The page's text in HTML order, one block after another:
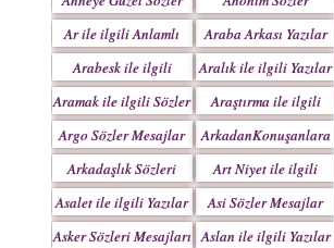
Ar ile ilgili Anlamlı
Sözler
Araba Arkası Yazılar
Arabesk ile ilgili
Yazılar
Aralık ile ilgili Yazılar
Aramak ile ilgili Sözler
Araştırma ile ilgili
Sözler
Argo Sözler Mesajlar
ArkadanKonuşanlara
Sözler
Arkadaşlık Sözleri
Mesajları
Art Niyet ile ilgili
Yazılar
Asalet ile ilgili Yazılar
Asi Sözler Mesajlar
Asker Sözleri Mesajları Aslan ile ilgili Yazılar